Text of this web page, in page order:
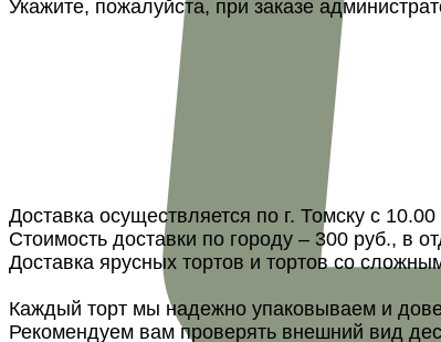
Укажите, пожалуйста, при заказе
Доставка осуществляется по г. Томску с
Стоимость доставки по городу – 300 руб., в
Доставка ярусных тортов и тортов со
Каждый торт мы надежно упаковываем и
Рекомендуем вам проверять внешний вид